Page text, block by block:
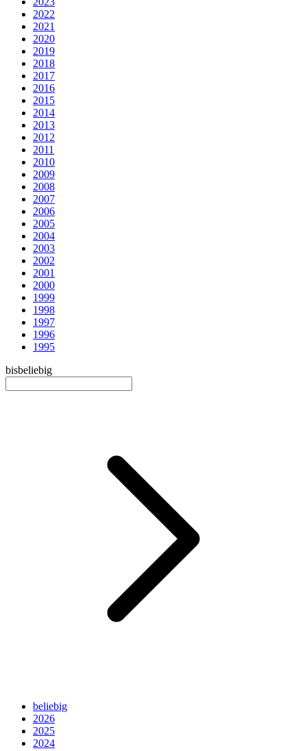
2022
2021
2020
2019
2018
2017
2016
2015
2014
2013
2012
2011
2010
2009
2008
2007
2006
2005
2004
2003
2002
2001
2000
1999
1998
1997
1996
1995
bisbeliebig
beliebig
2026
2025
2024